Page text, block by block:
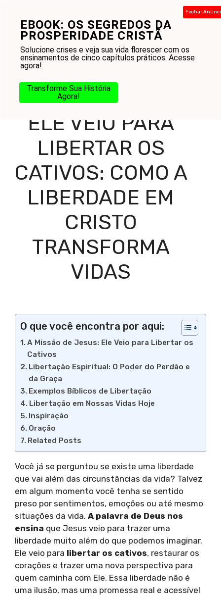
EBOOK: OS SEGREDOS DA
PROSPERIDADE CRISTÃ
Solucione crises e veja sua vida florescer com os
ensinamentos de cinco capítulos práticos. Acesse
agora!
Transforme Sua História
Agora!
Fechar
conteúdo
Testamento-Ele Veio para Libertar os Cativos: Como a
Liberdade em Cristo Transforma Vidas
ELE VEIO PARA
LIBERTAR OS
CATIVOS: COMO A
LIBERDADE EM
CRISTO
TRANSFORMA
VIDAS
O que você encontra por aqui:
A Missão de Jesus: Ele Veio para Libertar os
Cativos
Libertação Espiritual: O Poder do Perdão e
da Graça
Exemplos Bíblicos de Libertação
Libertação em Nossas Vidas Hoje
Inspiração
Oração
Related Posts
Você já se perguntou se existe uma liberdade
que vai além das circunstâncias da vida? Talvez
em algum momento você tenha se sentido
preso por sentimentos, emoções ou até mesmo
situações da vida. A palavra de Deus nos
ensina que Jesus veio para trazer uma
liberdade muito além do que podemos imaginar.
Ele veio para libertar os cativos, restaurar os
corações e trazer uma nova perspectiva para
quem caminha com Ele. Essa liberdade não é
uma ilusão, mas uma promessa real e acessível